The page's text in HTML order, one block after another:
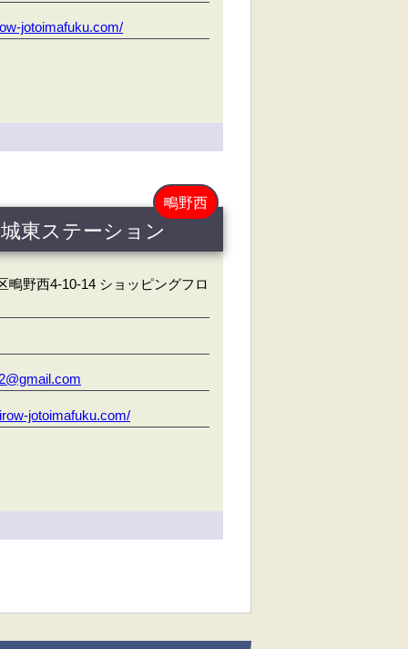
jotoimafuku.com/
鴫野西
東ステーション
鴫野西4-10-14 ショッピングフロ
jotoimafuku.com/